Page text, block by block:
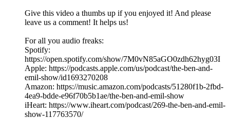
Give this video a thumbs up if you enjoyed it! And please
leave us a comment! It helps us!
For all you audio freaks:
Spotify:
https://open.spotify.com/show/7M0vN85aGO0zdh62hyg03I
Apple: https://podcasts.apple.com/us/podcast/the-ben-and-
emil-show/id1693270208
Amazon: https://music.amazon.com/podcasts/51280f1b-2fbd-
4ea9-bdde-e96f70b5b1ae/the-ben-and-emil-show
iHeart: https://www.iheart.com/podcast/269-the-ben-and-emil-
show-117763570/